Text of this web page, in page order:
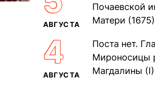
АВГУСТА
Почаевской
Матери
мучеников
воина
4
АВГУСТА
Поста нет.
Мироносицы
Магдалины